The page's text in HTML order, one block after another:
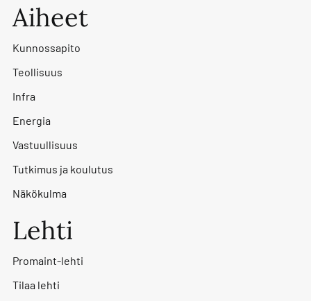
Aiheet
Kunnossapito
Teollisuus
Infra
Energia
Vastuullisuus
Tutkimus ja koulutus
Näkökulma
Lehti
Promaint-lehti
Tilaa lehti